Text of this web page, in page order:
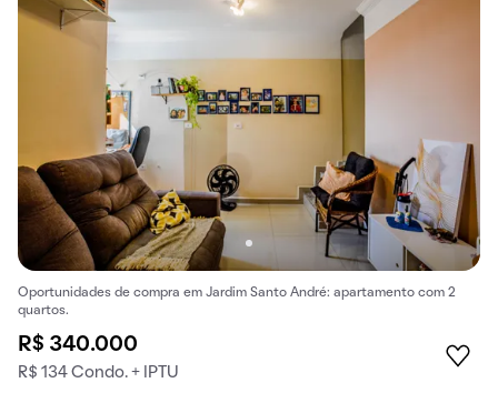
Oportunidades de compra em Jardim Santo André: apartamento com 2
quartos.
R$ 340.000
R$ 134 Condo. + IPTU